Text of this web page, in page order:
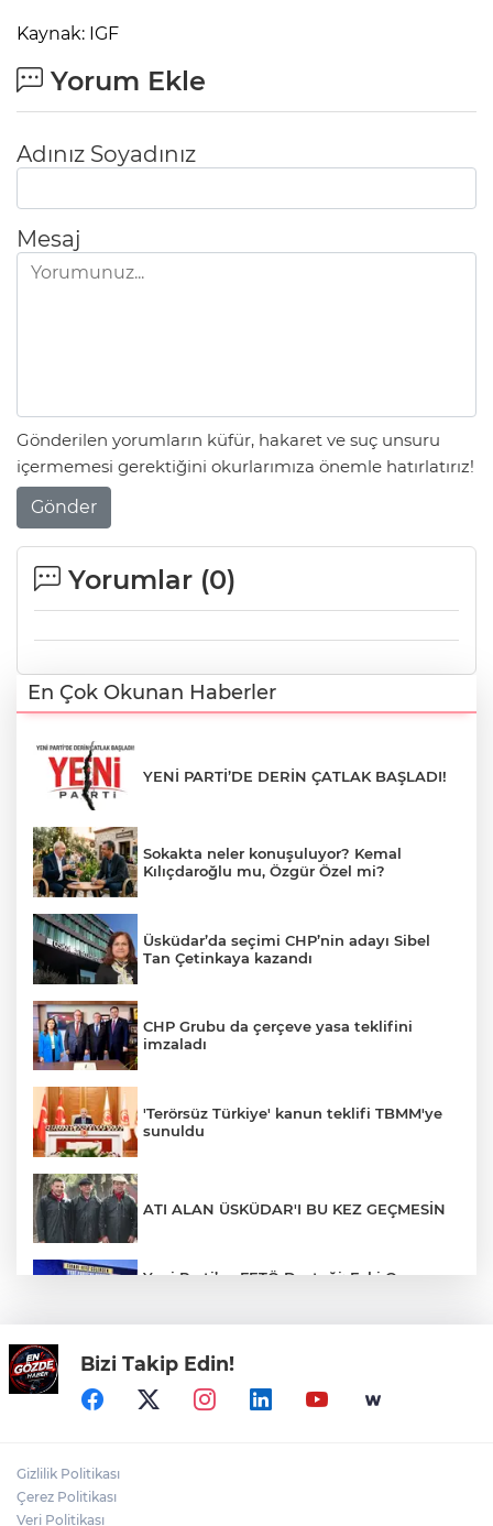
Kaynak: IGF
Yorum Ekle
Adınız Soyadınız
Mesaj
Gönderilen yorumların küfür, hakaret ve suç unsuru
içermemesi gerektiğini okurlarımıza önemle hatırlatırız!
Gönder
Yorumlar (0)
En Çok Okunan Haberler
YENİ PARTİ’DE DERİN ÇATLAK BAŞLADI!
Sokakta neler konuşuluyor? Kemal
Kılıçdaroğlu mu, Özgür Özel mi?
Üsküdar’da seçimi CHP’nin adayı Sibel
Tan Çetinkaya kazandı
CHP Grubu da çerçeve yasa teklifini
imzaladı
'Terörsüz Türkiye' kanun teklifi TBMM'ye
sunuldu
ATI ALAN ÜSKÜDAR'I BU KEZ GEÇMESİN
Yeni Parti’ye FETÖ Desteği: Eski Oyun,
YALANA DOYMAYAN PARALEL ÖZGÜR
Bizi Takip Edin!
Gizlilik Politikası
Çerez Politikası
Veri Politikası